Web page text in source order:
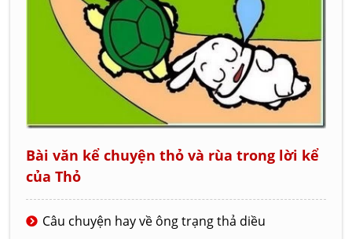
Bài văn kể chuyện thỏ và rùa trong lời kể
của Thỏ
Câu chuyện hay về ông trạng thả diều